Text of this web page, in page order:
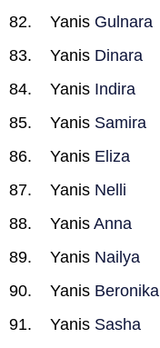
Yanis Gulnara
Yanis Dinara
Yanis Indira
Yanis Samira
Yanis Eliza
Yanis Nelli
Yanis Anna
Yanis Nailya
Yanis Beronika
Yanis Sasha